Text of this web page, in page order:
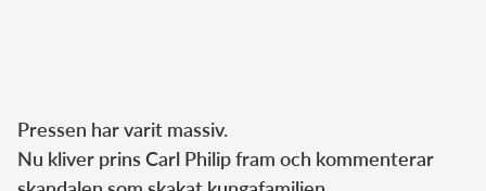
Pressen har varit massiv.
Nu kliver prins Carl Philip fram och kommenterar